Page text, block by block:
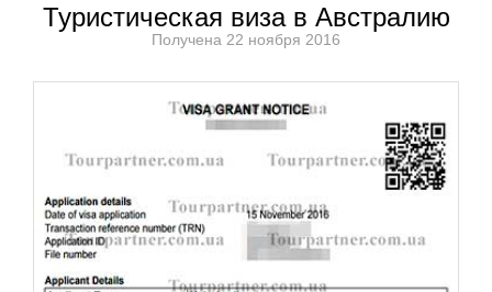
Туристическая виза в Австралию
Получена 22 ноября 2016